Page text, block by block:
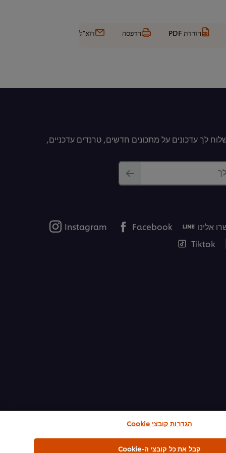
הורדת PDF הדפסה דוא"ל
לך עדכונים על מתכונים חדשים, טרנדים עדכניים,
אלינו Facebook
Instagram
Tiktok
הגדרות קובצי Cookie
קבל את כל קובצי ה-Cookie